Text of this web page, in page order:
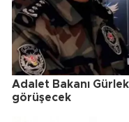
Adalet Bakanı
görüşecek